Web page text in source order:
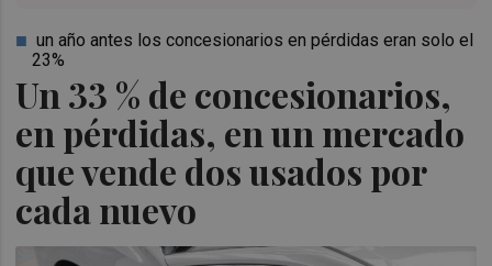
Un 33 % de concesionarios,
en pérdidas, en un mercado
que vende dos usados por
cada nuevo
un año antes los concesionarios en pérdidas eran solo el
23%